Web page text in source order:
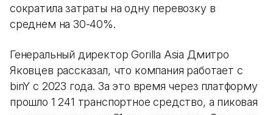
сократила затраты на одну перевозку в
среднем на 30-40%.
Генеральный директор Gorilla Asia Дмитро
Яковцев рассказал, что компания работает с
binY с 2023 года. За это время через платформу
прошло 1 241 транспортное средство, а пиковая